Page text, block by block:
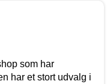
som har
har et stort udvalg i